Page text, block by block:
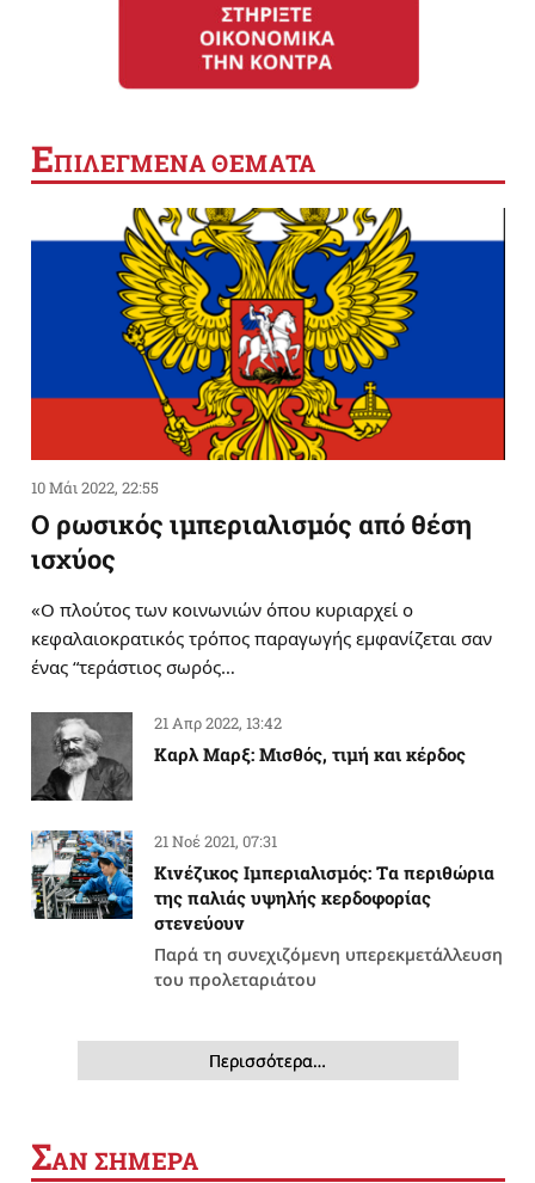
ΕΠΙΛΕΓΜΕΝΑ ΘΕΜΑΤΑ
10 Μάι 2022, 22:55
Ο ρωσικός ιμπεριαλισμός από θέση
ισχύος
«Ο πλούτος των κοινωνιών όπου κυριαρχεί ο
κεφαλαιοκρατικός τρόπος παραγωγής εμφανίζεται σαν
ένας “τεράστιος σωρός…
21 Απρ 2022, 13:42
Καρλ Μαρξ: Μισθός, τιμή και κέρδος
21 Νοέ 2021, 07:31
Κινέζικος Ιμπεριαλισμός: Tα περιθώρια
της παλιάς υψηλής κερδοφορίας
στενεύουν
Παρά τη συνεχιζόμενη υπερεκμετάλλευση
του προλεταριάτου
Περισσότερα…
ΣΑΝ ΣΗΜΕΡΑ